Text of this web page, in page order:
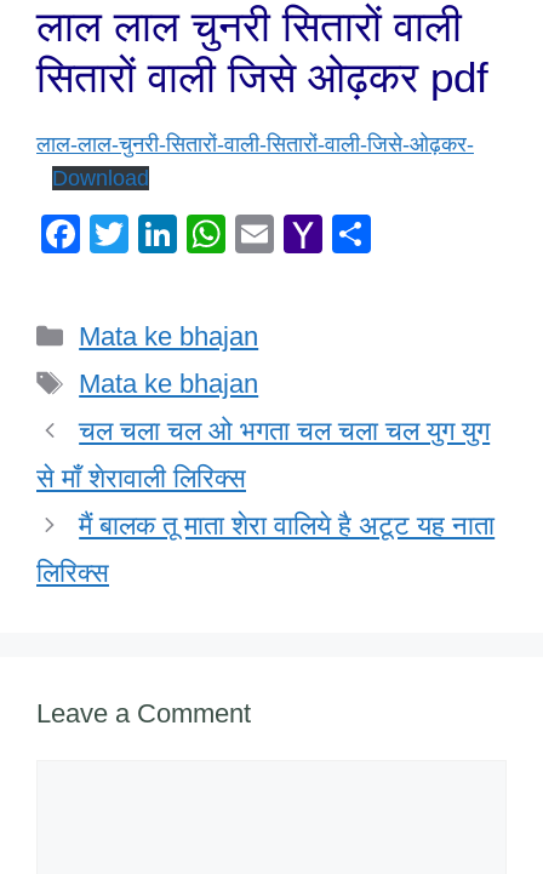
लाल लाल चुनरी सितारों वाली
सितारों वाली जिसे ओढ़कर pdf
लाल-लाल-चुनरी-सितारों-वाली-सितारों-वाली-जिसे-ओढ़कर-
Download
F
e
b
o
o
k
T
er
Li
e
dI
n
W
s
A
p
p
E
Y
M
Categories
Mata ke bhajan
Tags
Mata ke bhajan
चल चला चल ओ भगता चल चला चल युग युग
से माँ शेरावाली लिरिक्स
मैं बालक तू माता शेरा वालिये है अटूट यह नाता
लिरिक्स
Leave a Comment